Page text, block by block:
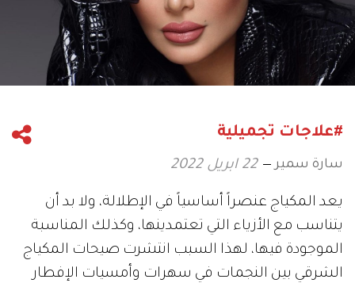
#علاجات تجميلية
سارة سمير 22 ابريل 2022
يعد المكياج عنصراً أساسياً في الإطلالة، ولا بد أن
يتناسب مع الأزياء التي تعتمدينها، وكذلك المناسبة
الموجودة فيها، لهذا السبب انتشرت صيحات المكياج
الشرقي بين النجمات في سهرات وأمسيات الإفطار